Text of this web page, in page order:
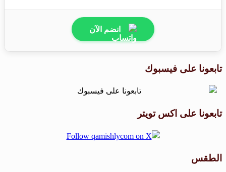
انضم الآن
تابعونا على فيسبوك
تابعونا على اكس تويتر
الطقس